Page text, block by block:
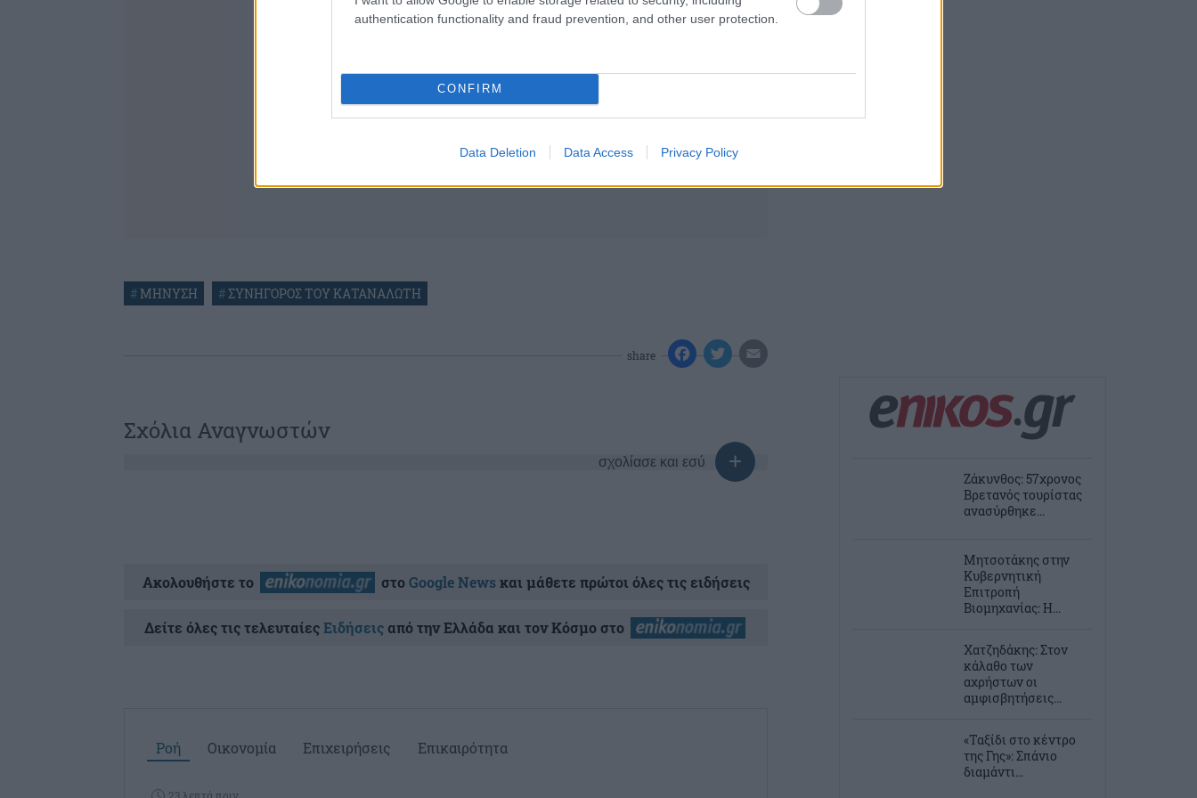
authentication functionality and fraud prevention, and other user protection.
CONFIRM
Data Deletion Data Access Privacy Policy
# ΜΗΝΥΣΗ #ΣΥΝΗΓΟΡΟΣ ΤΟΥ ΚΑΤΑΝΑΛΩΤΗ
share
Σχόλια Αναγνωστών
σχολίασε και εσύ
Ακολουθήστε το στοGoogle Newsκαι μάθετε πρώτοι όλες τις ειδήσεις
Δείτε όλες τις τελευταίεςΕιδήσειςαπό την Ελλάδα και τον Κόσμο στο
Ροή Οικονομία Επιχειρήσεις Επικαιρότητα
Ζάκυνθος: 57χρονος
Βρετανός τουρίστας
ανασύρθηκε...
Μητσοτάκης στην
Κυβερνητική
Επιτροπή
Βιομηχανίας: Η...
Χατζηδάκης: Στον
κάλαθο των
αχρήστων οι
αμφισβητήσεις...
«Ταξίδι στο κέντρο
της Γης»: Σπάνιο
διαμάντι...